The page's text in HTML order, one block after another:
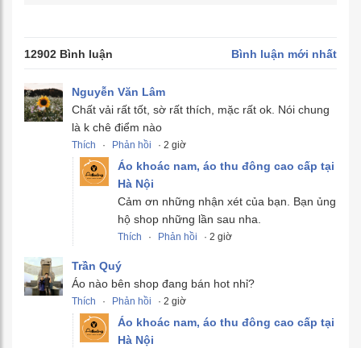
12902 Bình luận Bình luận mới nhất
Nguyễn Văn Lâm
Chất vải rất tốt, sờ rất thích, mặc rất ok. Nói chung
là k chê điểm nào
Thích · Phản hồi · 2 giờ
Áo khoác nam, áo thu đông cao cấp tại
Hà Nội
Cảm ơn những nhận xét của bạn. Bạn ủng
hộ shop những lần sau nha.
Thích · Phản hồi · 2 giờ
Trần Quý
Áo nào bên shop đang bán hot nhỉ?
Thích · Phản hồi · 2 giờ
Áo khoác nam, áo thu đông cao cấp tại
Hà Nội